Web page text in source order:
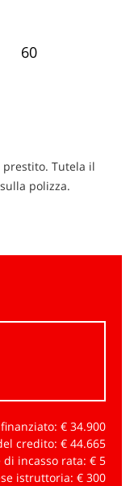
60
Tutela il
polizza.
€ 34.900
credito: € 44.665
di incasso rata: € 5
istruttoria: € 300